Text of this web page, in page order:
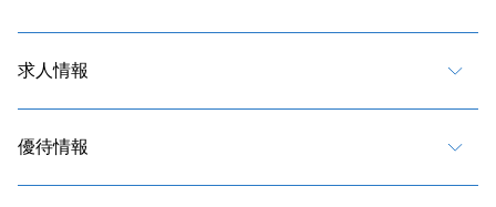
求人情報
優待情報